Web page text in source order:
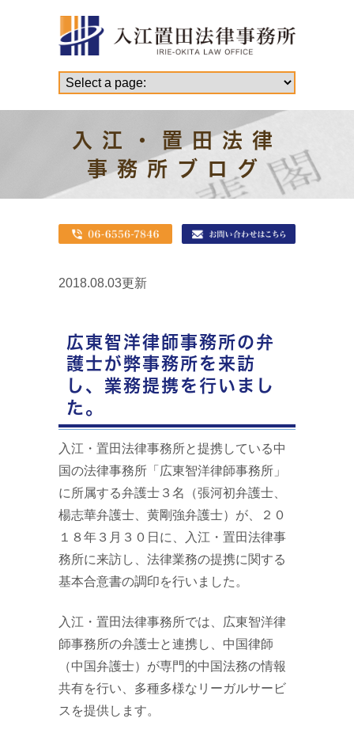
入江・置田法律
事務所ブログ
2018.08.03更新
広東智洋律師事務所の弁
護士が弊事務所を来訪
し、業務提携を行いまし
た。
入江・置田法律事務所と提携している中
国の法律事務所「広東智洋律師事務所」
に所属する弁護士３名（張河初弁護士、
楊志華弁護士、黄剛強弁護士）が、２０
１８年３月３０日に、入江・置田法律事
務所に来訪し、法律業務の提携に関する
基本合意書の調印を行いました。
入江・置田法律事務所では、広東智洋律
師事務所の弁護士と連携し、中国律師
（中国弁護士）が専門的中国法務の情報
共有を行い、多種多様なリーガルサービ
スを提供します。